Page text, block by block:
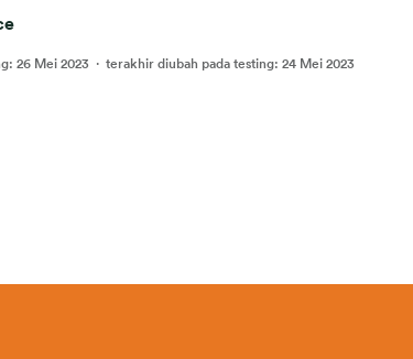
: 26 Mei 2023 · terakhir diubah pada testing: 24 Mei 2023